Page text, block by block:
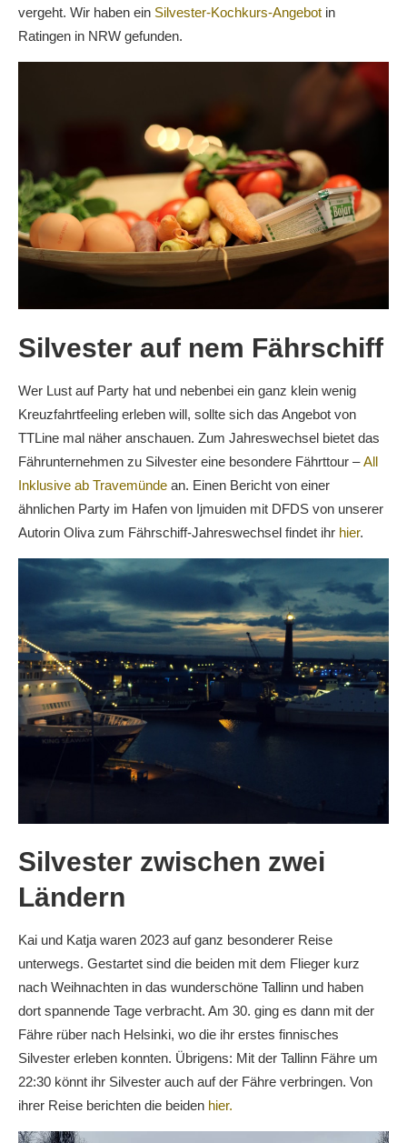
vergeht. Wir haben ein Silvester-Kochkurs-Angebot in
Ratingen in NRW gefunden.
Silvester auf nem Fährschiff
Wer Lust auf Party hat und nebenbei ein ganz klein wenig
Kreuzfahrtfeeling erleben will, sollte sich das Angebot von
TTLine mal näher anschauen. Zum Jahreswechsel bietet das
Fährunternehmen zu Silvester eine besondere Fährttour –All
Inklusive ab Travemünde an. Einen Bericht von einer
ähnlichen Party im Hafen von Ijmuiden mit DFDS von unserer
Autorin Oliva zum Fährschiff-Jahreswechsel findet ihr hier.
Silvester zwischen zwei
Ländern
Kai und Katja waren 2023 auf ganz besonderer Reise
unterwegs. Gestartet sind die beiden mit dem Flieger kurz
nach Weihnachten in das wunderschöne Tallinn und haben
dort spannende Tage verbracht. Am 30. ging es dann mit der
Fähre rüber nach Helsinki, wo die ihr erstes finnisches
Silvester erleben konnten. Übrigens: Mit der Tallinn Fähre um
22:30 könnt ihr Silvester auch auf der Fähre verbringen. Von
ihrer Reise berichten die beiden hier.